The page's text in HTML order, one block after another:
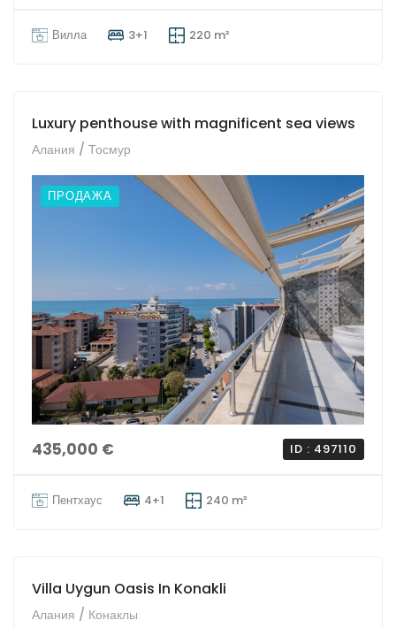
Вилла 3+1 220 m²
Luxury penthouse with magnificent sea views
Алания / Тосмур
ПРОДАЖА
435,000 € ID : 497110
Пентхаус 4+1 240 m²
Villa Uygun Oasis In Konakli
Алания / Конаклы